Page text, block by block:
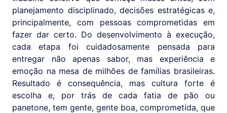
planejamento disciplinado, decisões estratégicas e,
principalmente, com pessoas comprometidas em
fazer dar certo. Do desenvolvimento à execução,
cada etapa foi cuidadosamente pensada para
entregar não apenas sabor, mas experiência e
emoção na mesa de milhões de famílias brasileiras.
Resultado é consequência, mas cultura forte é
escolha e, por trás de cada fatia de pão ou
panetone, tem gente, gente boa, comprometida, que